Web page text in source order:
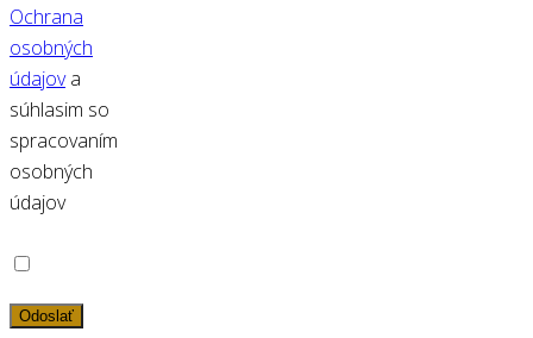
Ochrana
osobných
údajova
súhlasim so
spracovaním
osobných
údajov